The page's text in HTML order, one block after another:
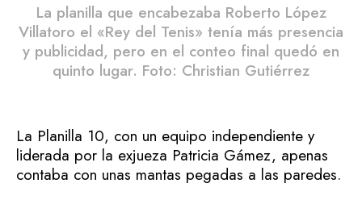
La planilla que encabezaba Roberto López
Villatoro el «Rey del Tenis» tenía más presencia
y publicidad, pero en el conteo final quedó en
quinto lugar. Foto: Christian Gutiérrez
La Planilla 10, con un equipo independiente y
liderada por la exjueza Patricia Gámez, apenas
contaba con unas mantas pegadas a las paredes.